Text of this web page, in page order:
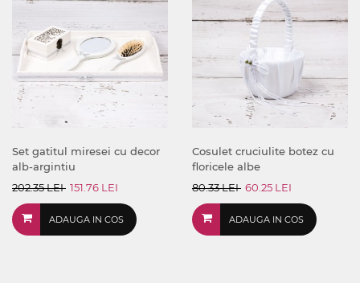
Set gatitul miresei cu decor
alb-argintiu
202.35 LEI 151.76 LEI
ADAUGA IN COS
Cosulet cruciulite botez cu
floricele albe
80.33 LEI 60.25 LEI
ADAUGA IN COS